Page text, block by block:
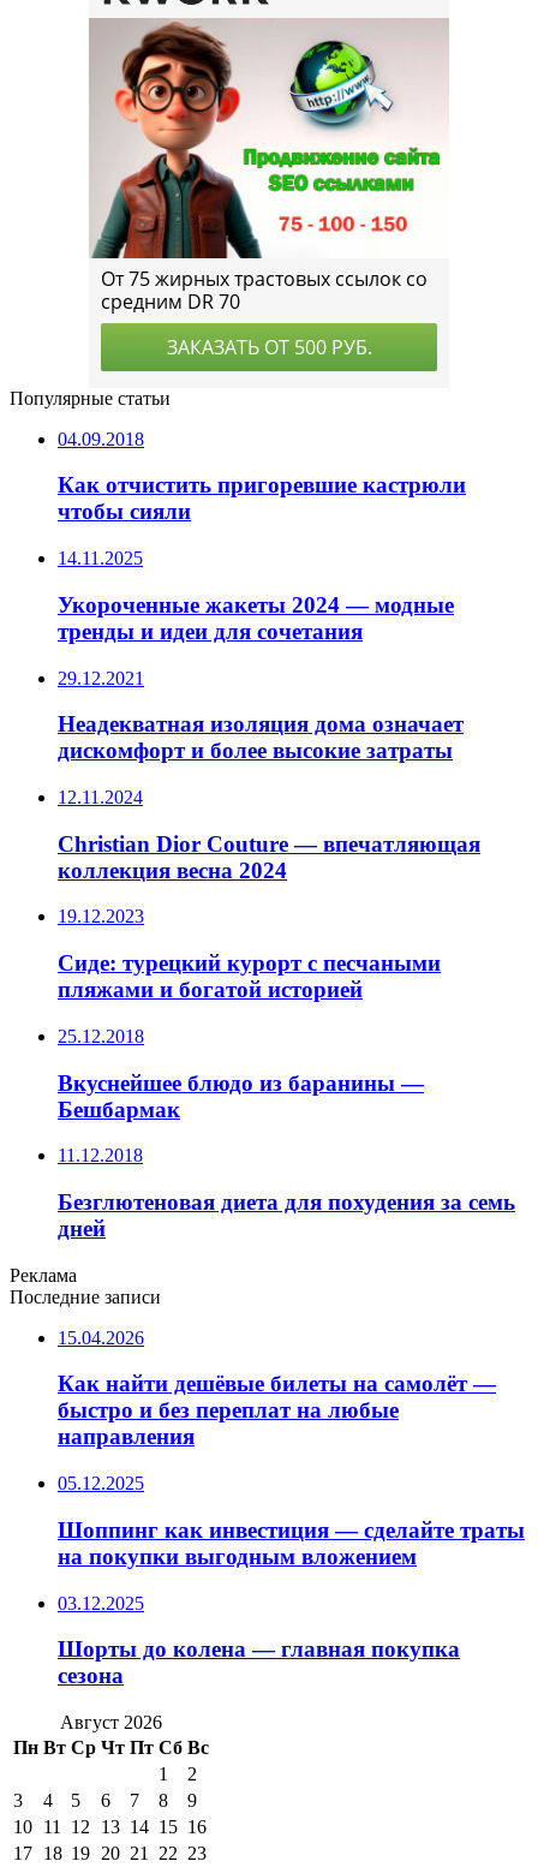
Популярные статьи
04.09.2018
Как отчистить пригоревшие кастрюли
чтобы сияли
14.11.2025
Укороченные жакеты 2024 — модные
тренды и идеи для сочетания
29.12.2021
Неадекватная изоляция дома означает
дискомфорт и более высокие затраты
12.11.2024
Christian Dior Couture — впечатляющая
коллекция весна 2024
19.12.2023
Сиде: турецкий курорт с песчаными
пляжами и богатой историей
25.12.2018
Вкуснейшее блюдо из баранины —
Бешбармак
11.12.2018
Безглютеновая диета для похудения за семь
дней
Реклама
Последние записи
15.04.2026
Как найти дешёвые билеты на самолёт —
быстро и без переплат на любые
направления
05.12.2025
Шоппинг как инвестиция — сделайте траты
на покупки выгодным вложением
03.12.2025
Шорты до колена — главная покупка
сезона
Август 2026
Пн Вт Ср Чт Пт Сб Вс
1
2
3
4 5 6 7 8
9
10 11 12 13 14 15 16
17 18 19 20 21 22 23